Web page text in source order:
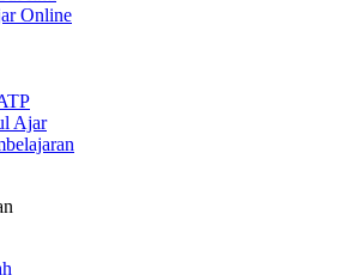
Online
Ajar